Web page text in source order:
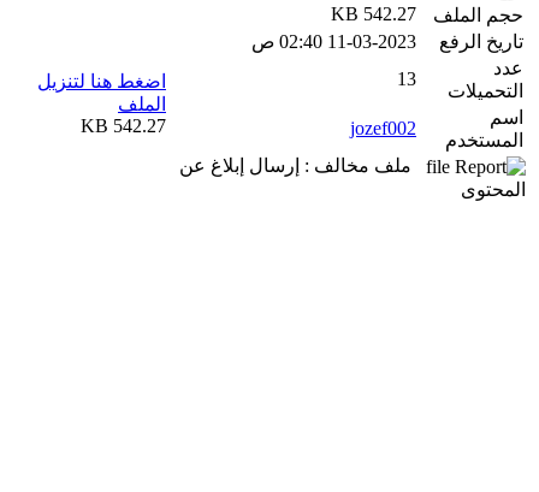
حجم الملف
542.27 KB
تاريخ الرفع
11-03-2023 02:40 ص
عدد
التحميلات
13
اسم
المستخدم
jozef002
ملف مخالف : إرسال إبلاغ عن
المحتوى
اضغط هنا لتنزيل
الملف
542.27 KB